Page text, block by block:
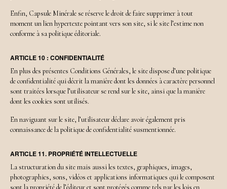
Enfin, Capsule Minérale se réserve le droit de faire supprimer à tout
moment un lien hypertexte pointant vers son site, si le site l’estime non
conforme à sa politique éditoriale.
ARTICLE 10 : CONFIDENTIALITÉ
En plus des présentes Conditions Générales, le site dispose d’une politique
de confidentialité qui décrit la manière dont les données à caractère personnel
sont traitées lorsque l’utilisateur se rend sur le site, ainsi que la manière
dont les cookies sont utilisés.
En naviguant sur le site, l’utilisateur déclare avoir également pris
connaissance de la politique de confidentialité susmentionnée.
ARTICLE 11. PROPRIÉTÉ INTELLECTUELLE
La structuration du site mais aussi les textes, graphiques, images,
photographies, sons, vidéos et applications informatiques qui le composent
sont la propriété de l’éditeur et sont protégés comme tels par les lois en